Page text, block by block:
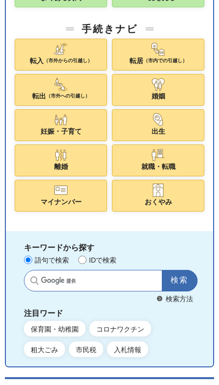
手続きナビ
転入 （市外からの引越し） 転居（市内での引越し）
転出 （市外への引越し） 婚姻
妊娠・子育て 出生
離婚 就職・転職
マイナンバー おくやみ
キーワードから探す
語句で検索 IDで検索
サイト内検索
検索方法
注目ワード
保育園・幼稚園 コロナワクチン
粗大ごみ 市民税 入札情報